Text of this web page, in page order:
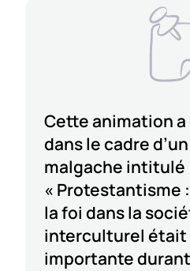
Cette animation
dans le cadre
malgache intitulé
« Protestantisme
la foi dans la
interculturel était
importante